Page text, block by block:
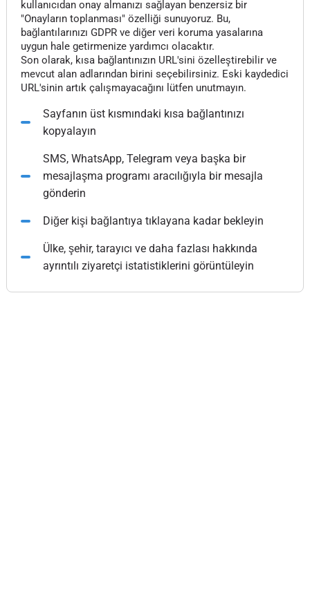
kullanıcıdan onay almanızı sağlayan benzersiz bir
"Onayların toplanması" özelliği sunuyoruz. Bu,
bağlantılarınızı GDPR ve diğer veri koruma yasalarına
uygun hale getirmenize yardımcı olacaktır.
Son olarak, kısa bağlantınızın URL'sini özelleştirebilir ve
mevcut alan adlarından birini seçebilirsiniz. Eski kaydedici
URL'sinin artık çalışmayacağını lütfen unutmayın.
Sayfanın üst kısmındaki kısa bağlantınızı
kopyalayın
SMS, WhatsApp, Telegram veya başka bir
mesajlaşma programı aracılığıyla bir mesajla
gönderin
Diğer kişi bağlantıya tıklayana kadar bekleyin
Ülke, şehir, tarayıcı ve daha fazlası hakkında
ayrıntılı ziyaretçi istatistiklerini görüntüleyin